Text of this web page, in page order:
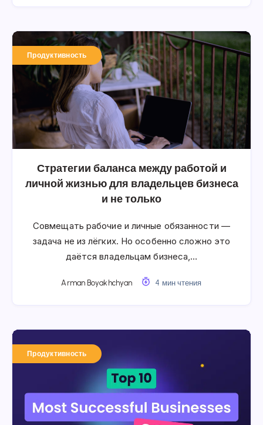
Продуктивность
Стратегии баланса между работой и
личной жизнью для владельцев бизнеса
и не только
Совмещать рабочие и личные обязанности —
задача не из лёгких. Но особенно сложно это
даётся владельцам бизнеса,…
Arman Boyakhchyan 4 мин чтения
Продуктивность